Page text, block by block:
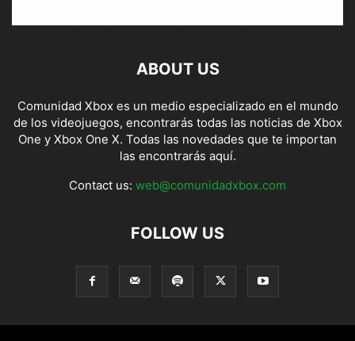
ABOUT US
Comunidad Xbox es un medio especializado en el mundo
de los videojuegos, encontrarás todas las noticias de Xbox
One y Xbox One X. Todas las novedades que te importan
las encontrarás aquí.
Contact us: web@comunidadxbox.com
FOLLOW US